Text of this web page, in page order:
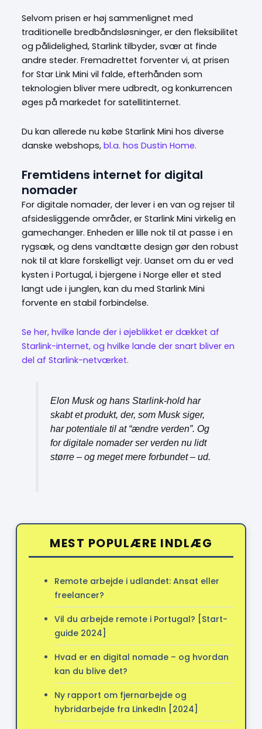
Selvom prisen er høj sammenlignet med
traditionelle bredbåndsløsninger, er den fleksibilitet
og pålidelighed, Starlink tilbyder, svær at finde
andre steder. Fremadrettet forventer vi, at prisen
for Star Link Mini vil falde, efterhånden som
teknologien bliver mere udbredt, og konkurrencen
øges på markedet for satellitinternet.
Du kan allerede nu købe Starlink Mini hos diverse
danske webshops, bl.a. hos Dustin Home.
Fremtidens internet for digital
nomader
For digitale nomader, der lever i en van og rejser til
afsidesliggende områder, er Starlink Mini virkelig en
gamechanger. Enheden er lille nok til at passe i en
rygsæk, og dens vandtætte design gør den robust
nok til at klare forskelligt vejr. Uanset om du er ved
kysten i Portugal, i bjergene i Norge eller et sted
langt ude i junglen, kan du med Starlink Mini
forvente en stabil forbindelse.
Se her, hvilke lande der i øjeblikket er dækket af
Starlink-internet, og hvilke lande der snart bliver en
del af Starlink-netværket.
Elon Musk og hans Starlink-hold har
skabt et produkt, der, som Musk siger,
har potentiale til at “ændre verden”. Og
for digitale nomader ser verden nu lidt
større – og meget mere forbundet – ud.
MEST POPULÆRE INDLÆG
Remote arbejde i udlandet: Ansat eller
freelancer?
Vil du arbejde remote i Portugal? [Start-
guide 2024]
Hvad er en digital nomade – og hvordan
kan du blive det?
Ny rapport om fjernarbejde og
hybridarbejde fra LinkedIn [2024]